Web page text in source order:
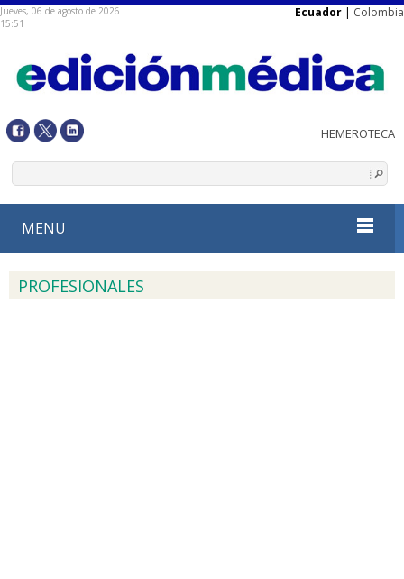
Jueves, 06 de agosto de 2026
15:51
Ecuador | Colombia
MENU
PROFESIONALES